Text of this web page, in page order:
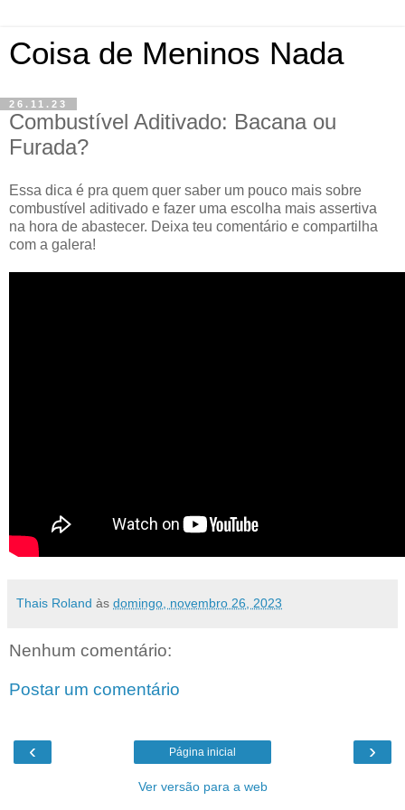
Coisa de Meninos Nada
26.11.23
Combustível Aditivado: Bacana ou
Furada?
Essa dica é pra quem quer saber um pouco mais sobre
combustível aditivado e fazer uma escolha mais assertiva
na hora de abastecer. Deixa teu comentário e compartilha
com a galera!
Thais Roland às domingo, novembro 26, 2023
Nenhum comentário:
Postar um comentário
‹ ›
Página inicial
Ver versão para a web